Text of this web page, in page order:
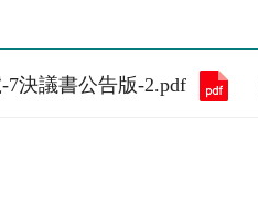
7決議書公告版-2.pdf